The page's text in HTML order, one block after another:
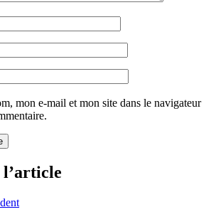
mon e-mail et mon site dans le navigateur